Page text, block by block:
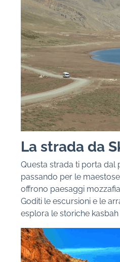
La strada da
Questa strada ti porta dal
passando per le
offrono paesaggi
Goditi le escursioni e le
esplora le storiche